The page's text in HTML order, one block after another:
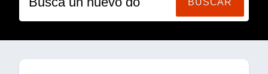
BUSCAR